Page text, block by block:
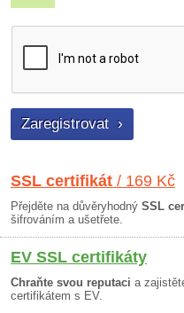
SSL certifikát / 169 Kč
Přejděte na důvěryhodný SSL
šifrováním a ušetřete.
EV SSL certifikáty
Chraňte svou reputaci a
certifikátem s EV.